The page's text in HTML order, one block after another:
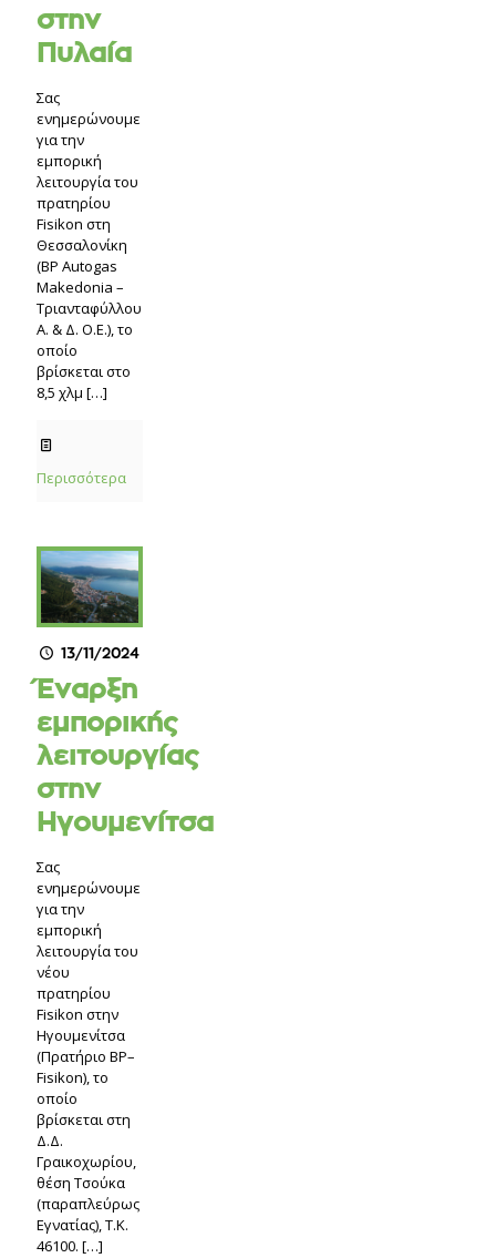
στην
Πυλαία
Σας
ενημερώνουμε
για την
εμπορική
λειτουργία του
πρατηρίου
Fisikon στη
Θεσσαλονίκη
(BP Autogas
Makedonia –
Τριανταφύλλου
Α. & Δ. Ο.Ε.), το
οποίο
βρίσκεται στο
8,5 χλμ […]
Περισσότερα
13/11/2024
Έναρξη
εμπορικής
λειτουργίας
στην
Ηγουμενίτσα
Σας
ενημερώνουμε
για την
εμπορική
λειτουργία του
νέου
πρατηρίου
Fisikon στην
Ηγουμενίτσα
(Πρατήριο BP–
Fisikon), το
οποίο
βρίσκεται στη
Δ.Δ.
Γραικοχωρίου,
θέση Τσούκα
(παραπλεύρως
Εγνατίας), Τ.Κ.
46100. […]